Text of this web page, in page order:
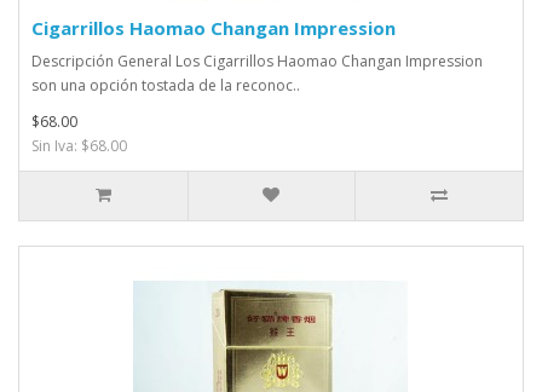
Cigarrillos Haomao Changan Impression
Descripción General Los Cigarrillos Haomao Changan Impression
son una opción tostada de la reconoc..
$68.00
Sin Iva: $68.00